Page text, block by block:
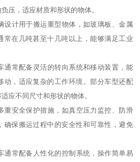
压，适应材质和形状的物体。
设计用于搬运重型物体，如玻璃板、金属
常在几吨甚至十几吨以上，能够满足工业
通常配备灵活的转向系统和移动装置，能
动，适应复杂的工作环境。部分车型还配
应不同尺寸和形状的物体。
重安全保护措施，如真空压力监控、防滑
确保搬运过程中的安全性和可靠性，避免
通常配备人性化的控制系统，操作简单易